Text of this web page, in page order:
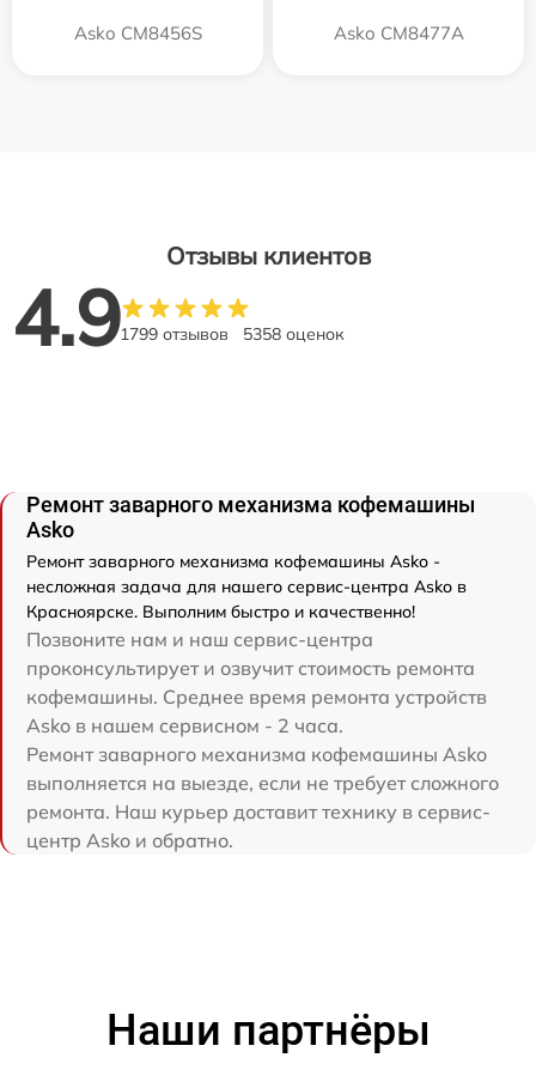
Asko CM8456S Asko CM8477A
Отзывы клиентов
4.91799 отзывов 5358 оценок
Ремонт заварного механизма кофемашины
Asko
Ремонт заварного механизма кофемашины Asko -
несложная задача для нашего сервис-центра Asko в
Красноярске. Выполним быстро и качественно!
Позвоните нам и наш сервис-центра
проконсультирует и озвучит стоимость ремонта
кофемашины. Среднее время ремонта устройств
Asko в нашем сервисном - 2 часа.
Ремонт заварного механизма кофемашины Asko
выполняется на выезде, если не требует сложного
ремонта. Наш курьер доставит технику в сервис-
центр Asko и обратно.
Наши партнёры